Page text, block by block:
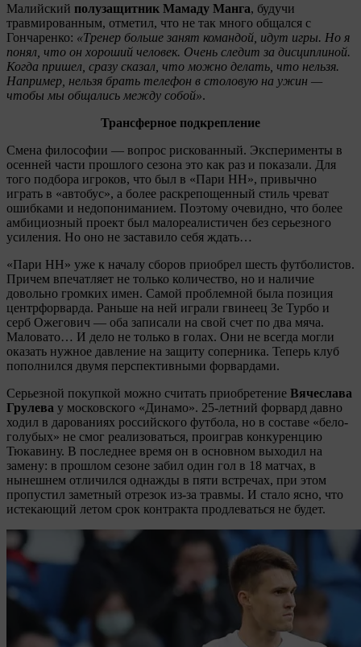
Малийский полузащитник Мамаду Манга, будучи
травмированным, отметил, что не так много общался с
Гончаренко: «Тренер больше занят командой, идут игры. Но я
понял, что он хороший человек. Очень следит за дисциплиной.
Когда пришел, сразу сказал, что можно делать, что нельзя.
Например, нельзя брать телефон в столовую на ужин —
чтобы мы общались между собой».
Трансферное подкрепление
Смена философии — вопрос рискованный. Эксперименты в
осенней части прошлого сезона это как раз и показали. Для
того подбора игроков, что был в «Пари НН», привычно
играть в «автобус», а более раскрепощенный стиль чреват
ошибками и недопониманием. Поэтому очевидно, что более
амбициозный проект был малореалистичен без серьезного
усиления. Но оно не заставило себя ждать…
«Пари НН» уже к началу сборов приобрел шесть футболистов.
Причем впечатляет не только количество, но и наличие
довольно громких имен. Самой проблемной была позиция
центрфорварда. Раньше на ней играли гвинеец Зе Турбо и
серб Ожегович — оба записали на свой счет по два мяча.
Маловато… И дело не только в голах. Они не всегда могли
оказать нужное давление на защиту соперника. Теперь клуб
пополнился двумя перспективными форвардами.
Серьезной покупкой можно считать приобретение Вячеслава
Грулева у московского «Динамо». 25-летний форвард давно
ходил в дарованиях российского футбола, но в составе «бело-
голубых» не смог реализоваться, проиграв конкуренцию
Тюкавину. В последнее время он в основном выходил на
замену: в прошлом сезоне забил один гол в 18 матчах, в
нынешнем отличился однажды в пяти встречах, при этом
пропустил заметный отрезок из-за травмы. И стало ясно, что
истекающий летом срок контракта продлеваться не будет.